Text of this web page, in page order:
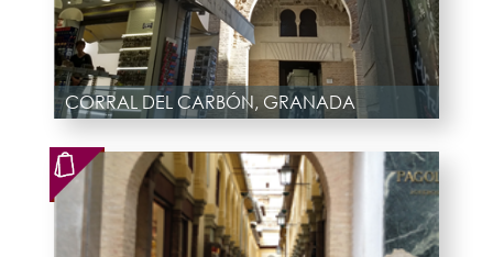
CORRAL DEL CARBÓN, GRANADA